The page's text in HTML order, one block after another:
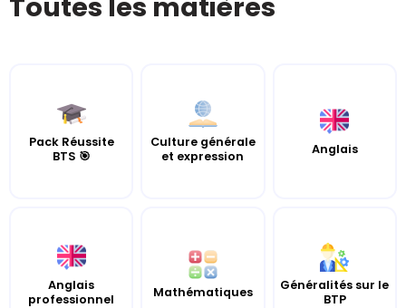
Toutes les matières
Pack Réussite
BTS 🎯
Culture générale
et expression
Anglais
Anglais
professionnel
Mathématiques
Généralités sur le
BTP